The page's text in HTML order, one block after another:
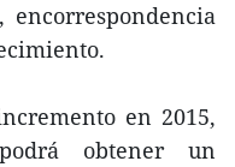
en 2015,
obtener un